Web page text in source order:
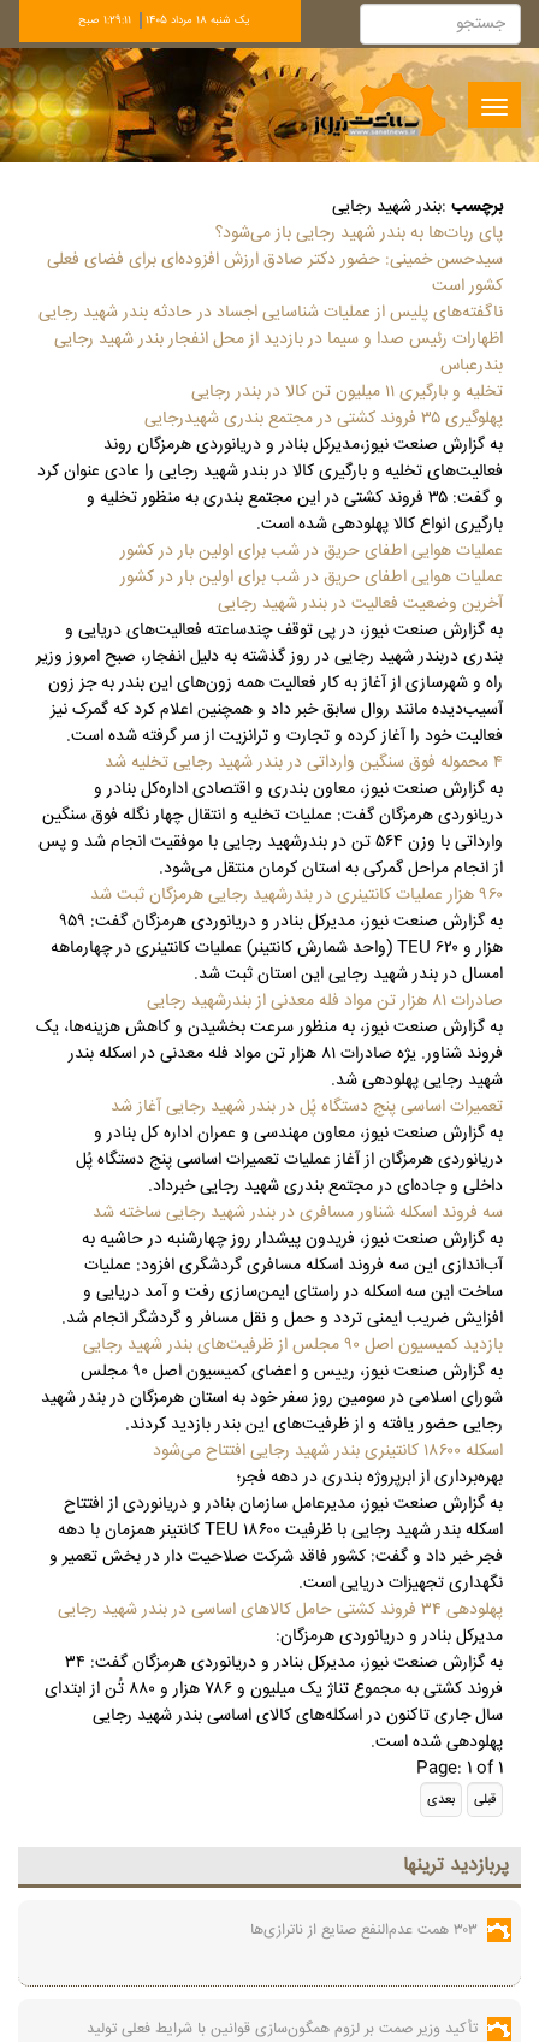
يک شنبه 18 مرداد 1405 1:29:12 صبح
Toggle
navigation
برچسب :بندر شهید رجایی
پای ربات‌ها به بندر شهید رجایی باز می‌شود؟
سیدحسن خمینی: حضور دکتر صادق ارزش افزوده‌ای برای فضای فعلی
کشور است
ناگفته‌های پلیس از عملیات شناسایی اجساد در حادثه بندر شهید رجایی
اظهارات رئیس صدا و سیما در بازدید از محل انفجار بندر شهید رجایی
بندرعباس
تخلیه و بارگیری ۱۱ میلیون تن کالا در بندر رجایی
پهلوگیری ۳۵ فروند کشتی در مجتمع بندری شهیدرجایی
به گزارش صنعت نیوز،مدیرکل بنادر و دریانوردی هرمزگان روند
فعالیت‌های تخلیه و بارگیری کالا در بندر شهید رجایی را عادی عنوان کرد
و گفت: ۳۵ فروند کشتی در این مجتمع بندری به منظور تخلیه و
بارگیری انواع کالا پهلودهی شده است.
عملیات هوایی اطفای حریق در شب برای اولین بار در کشور
عملیات هوایی اطفای حریق در شب برای اولین بار در کشور
آخرین وضعیت فعالیت در بندر شهید رجایی
به گزارش صنعت نیوز، در پی توقف چندساعته فعالیت‌های دریایی و
بندری دربندر شهید رجایی در روز گذشته به دلیل انفجار، صبح امروز وزیر
راه و شهرسازی از آغاز به کار فعالیت همه زون‌های این بندر به جز زون
آسیب‌دیده مانند روال سابق خبر داد و همچنین اعلام کرد که گمرک نیز
فعالیت خود را آغاز کرده و تجارت و ترانزیت از سر گرفته شده است.
۴ محموله‌ فوق سنگین وارداتی در بندر شهید رجایی تخلیه شد
به گزارش صنعت نیوز، معاون بندری و اقتصادی اداره‌کل بنادر و
دریانوردی هرمزگان گفت: عملیات تخلیه و انتقال چهار نگله فوق سنگین
وارداتی با وزن ۵۶۴ تن در بندرشهید رجایی با موفقیت انجام شد و پس
از انجام مراحل گمرکی به استان کرمان منتقل می‌شود.
۹۶۰ هزار عملیات کانتینری در بندرشهید رجایی هرمزگان ثبت شد
به گزارش صنعت نیوز، مدیرکل بنادر و دریانوردی هرمزگان گفت: ۹۵۹
هزار و ۶۲۰ TEU (واحد شمارش کانتینر) عملیات کانتینری در چهارماهه
امسال در بندر شهید رجایی این استان ثبت شد.
صادرات ۸۱ هزار تن مواد فله معدنی از بندرشهید رجایی
به گزارش صنعت نیوز، به منظور سرعت بخشیدن و کاهش هزینه‌ها، یک
فروند شناور. یژه صادرات ۸۱ هزار تن مواد فله معدنی در اسکله بندر
شهید رجایی پهلودهی شد.
تعمیرات اساسی پنج دستگاه پُل در بندر شهید رجایی آغاز شد
به گزارش صنعت نیوز، معاون مهندسی و عمران اداره کل بنادر و
دریانوردی هرمزگان از آغاز عملیات تعمیرات اساسی پنج دستگاه پُل
داخلی و جاده‌ای در مجتمع بندری شهید رجایی خبرداد.
سه فروند اسکله شناور مسافری در بندر شهید رجایی ساخته شد
به گزارش صنعت نیوز، فریدون پیشدار روز چهارشنبه در حاشیه به
آب‌اندازی این سه فروند اسکله مسافری گردشگری افزود: عملیات
ساخت این سه اسکله در راستای ایمن‌سازی رفت و آمد دریایی و
افزایش ضریب ایمنی تردد و حمل و نقل مسافر و گردشگر انجام شد.
بازدید کمیسیون اصل ۹۰ مجلس از ظرفیت‌های بندر شهید رجایی
به گزارش صنعت نیوز، رییس و اعضای کمیسیون اصل ۹۰ مجلس
شورای اسلامی در سومین روز سفر خود به استان هرمزگان در بندر شهید
رجایی حضور یافته و از ظرفیت‌های این بندر بازدید کردند.
اسکله ۱۸۶۰۰ کانتینری بندر شهید رجایی افتتاح می‌شود
بهره‌برداری از ابرپروژه بندری در دهه فجر؛
به گزارش صنعت نیوز، مدیرعامل سازمان بنادر و دریانوردی از افتتاح
اسکله بندر شهید رجایی با ظرفیت ۱۸۶۰۰ TEU کانتینر همزمان با دهه
فجر خبر داد و گفت: کشور فاقد شرکت صلاحیت دار در بخش تعمیر و
نگهداری تجهیزات دریایی است.
پهلودهی ۳۴ فروند کشتی حامل کالاهای اساسی در بندر شهید رجایی
مدیرکل بنادر و دریانوردی هرمزگان:
به گزارش صنعت نیوز، مدیرکل بنادر و دریانوردی هرمزگان گفت: ۳۴
فروند کشتی به مجموع تناژ یک میلیون و ۷۸۶ هزار و ۸۸۰ تُن از ابتدای
سال جاری تاکنون در اسکله‌های کالای اساسی بندر شهید رجایی
پهلودهی شده است.
Page: 1 of 1
پربازديد ترينها
۳۰۳ همت عدم‌النفع صنایع از ناترازی‌ها
تأکید وزیر صمت بر لزوم همگون‌سازی قوانین با شرایط فعلی تولید